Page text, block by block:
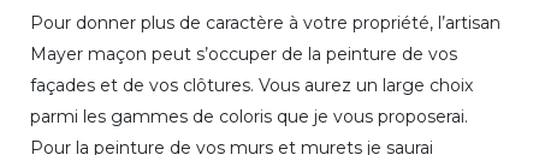
Pour donner plus de caractère à votre propriété, l’artisan
Mayer maçon peut s’occuper de la peinture de vos
façades et de vos clôtures. Vous aurez un large choix
parmi les gammes de coloris que je vous proposerai.
Pour la peinture de vos murs et murets je saurai